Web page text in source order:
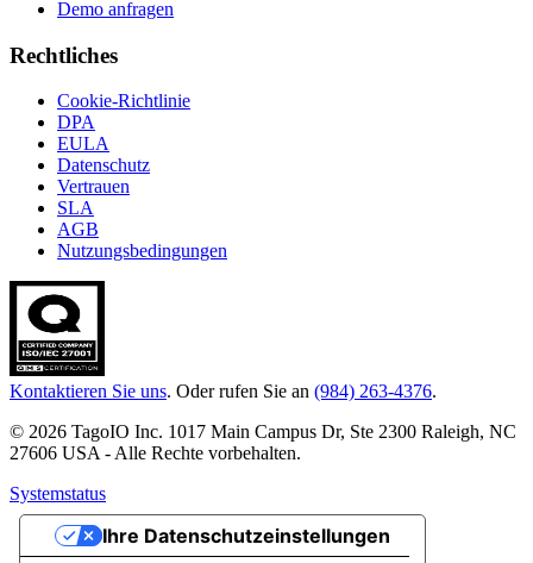
Demo anfragen
Rechtliches
Cookie-Richtlinie
DPA
EULA
Datenschutz
Vertrauen
SLA
AGB
Nutzungsbedingungen
Kontaktieren Sie uns. Oder rufen Sie an (984) 263-4376.
© 2026 TagoIO Inc. 1017 Main Campus Dr, Ste 2300 Raleigh, NC
27606 USA - Alle Rechte vorbehalten.
Systemstatus
Ihre Datenschutzeinstellungen